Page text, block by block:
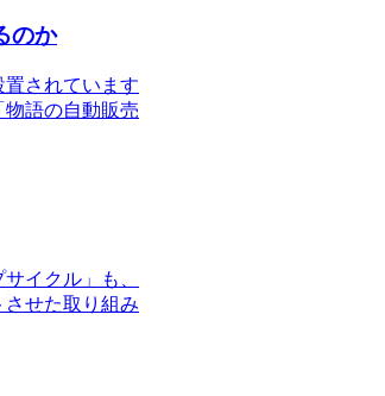
のか
されています
語の自動販売
イクル」も、
せた取り組み